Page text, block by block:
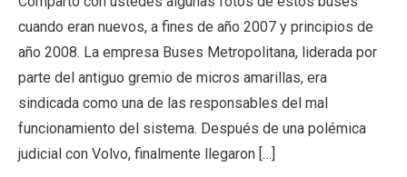
cuando eran nuevos, a fines de año 2007 y principios de
año 2008. La empresa Buses Metropolitana, liderada por
parte del antiguo gremio de micros amarillas, era
sindicada como una de las responsables del mal
funcionamiento del sistema. Después de una polémica
judicial con Volvo, finalmente llegaron […]